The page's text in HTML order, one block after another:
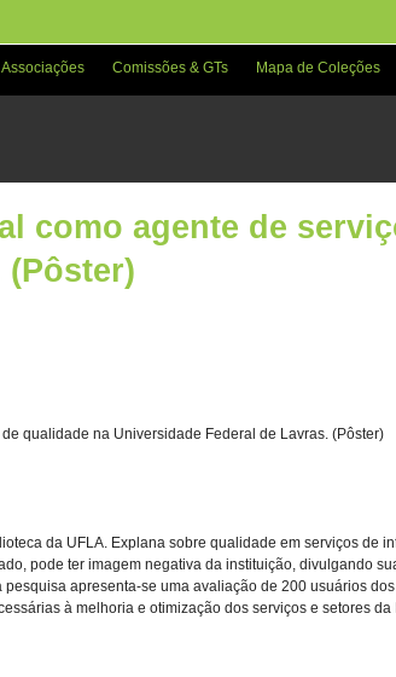
Associações Comissões & GTs Mapa de Coleções
como agente de
(Pôster)
qualidade na Universidade Federal de Lavras. (Pôster)
da UFLA. Explana sobre qualidade em serviços de
pode ter imagem negativa da instituição, divulgando
apresenta-se uma avaliação de 200 usuários
à melhoria e otimização dos serviços e setores da